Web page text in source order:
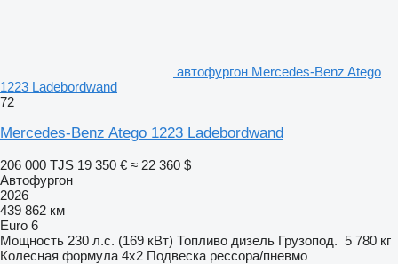
автофургон Mercedes-Benz Atego
1223 Ladebordwand
72
Mercedes-Benz Atego 1223 Ladebordwand
206 000 TJS 19 350 € ≈ 22 360 $
Автофургон
2026
439 862 км
Euro 6
Мощность 230 л.с. (169 кВт) Топливо дизель Грузопод. 5 780 кг
Колесная формула 4x2 Подвеска рессора/пневмо